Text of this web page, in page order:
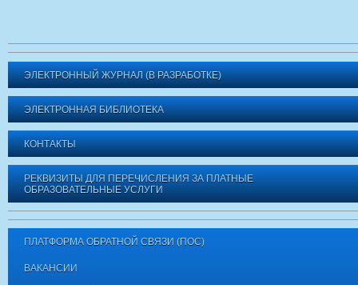
ЭЛЕКТРОННЫЙ ЖУРНАЛ (В РАЗРАБОТКЕ)
ЭЛЕКТРОННАЯ БИБЛИОТЕКА
КОНТАКТЫ
РЕКВИЗИТЫ ДЛЯ ПЕРЕЧИСЛЕНИЯ ЗА ПЛАТНЫЕ
ОБРАЗОВАТЕЛЬНЫЕ УСЛУГИ
ПЛАТФОРМА ОБРАТНОЙ СВЯЗИ (ПОС)
ВАКАНСИИ